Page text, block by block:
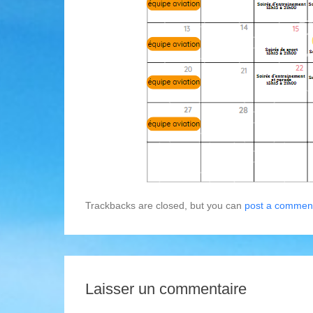
Trackbacks are closed, but you can post a
Laisser un commentaire